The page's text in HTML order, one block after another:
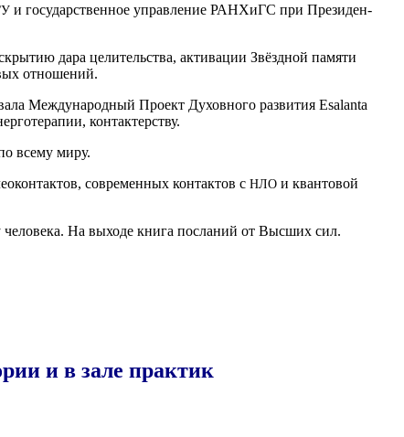
и госу­дар­ствен­ное управ­ле­ние РАН­ХиГС при Пре­зи­ден­
дара цели­тель­ства, акти­ва­ции Звёзд­ной памя­ти
отно­ше­ний.
Меж­ду­на­род­ный Про­ект Духов­но­го раз­ви­тия Esalanta
контактерству.
все­му миру.
совре­мен­ных кон­так­тов сНЛО и кван­то­вой
На выхо­де кни­га посла­ний от Выс­ших сил.
и в зале практик